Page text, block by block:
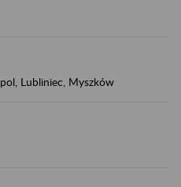
Lubliniec, Myszków